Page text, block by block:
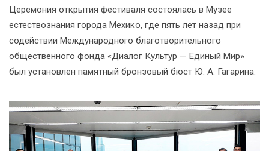
Церемония открытия фестиваля состоялась в Музее
естествознания города Мехико, где пять лет назад при
содействии Международного благотворительного
общественного фонда «Диалог Культур — Единый Мир»
был установлен памятный бронзовый бюст Ю. А. Гагарина.